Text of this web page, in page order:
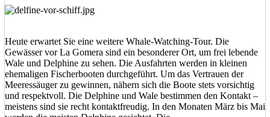
Heute erwartet Sie eine weitere Whale-Watching-Tour. Die
Gewässer vor La Gomera sind ein besonderer Ort, um frei lebende
Wale und Delphine zu sehen. Die Ausfahrten werden in kleinen
ehemaligen Fischerbooten durchgeführt. Um das Vertrauen der
Meeressäuger zu gewinnen, nähern sich die Boote stets vorsichtig
und respektvoll. Die Delphine und Wale bestimmen den Kontakt –
meistens sind sie recht kontaktfreudig. In den Monaten März bis Mai